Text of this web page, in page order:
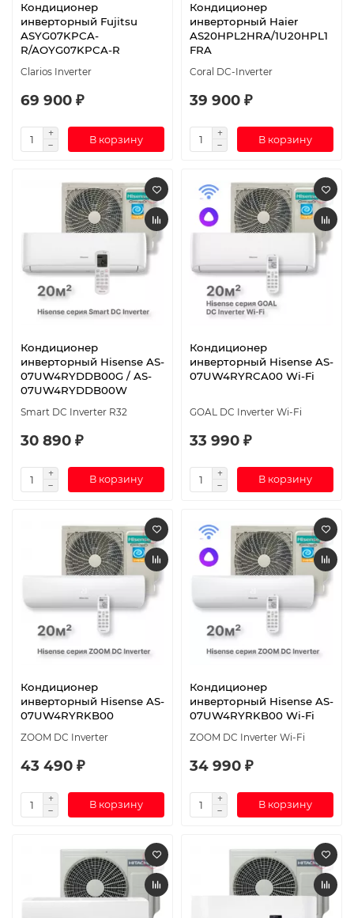
Кондиционер
инверторный Fujitsu
ASYG07KPCA-
R/AOYG07KPCA-R
Clarios Inverter
69 900 ₽
В корзину
Кондиционер
инверторный Haier
AS20HPL2HRA/1U20HPL1
FRA
Coral DC-Inverter
39 900 ₽
В корзину
Кондиционер
инверторный Hisense AS-
07UW4RYDDB00G / AS-
07UW4RYDDB00W
Smart DC Inverter R32
30 890 ₽
В корзину
Кондиционер
инверторный Hisense AS-
07UW4RYRCA00 Wi-Fi
GOAL DC Inverter Wi-Fi
33 990 ₽
В корзину
Кондиционер
инверторный Hisense AS-
07UW4RYRKB00
ZOOM DC Inverter
43 490 ₽
В корзину
Кондиционер
инверторный Hisense AS-
07UW4RYRKB00 Wi-Fi
ZOOM DC Inverter Wi-Fi
34 990 ₽
В корзину